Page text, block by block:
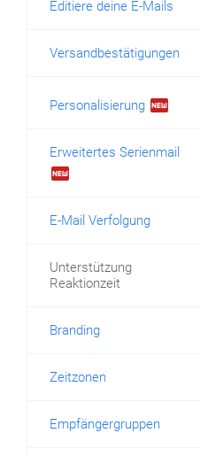
Editiere deine E-Mails
Versandbestätigungen
Personalisierung fiber_new
Erweitertes Serienmail
fiber_new
E-Mail Verfolgung
Unterstützung
Reaktionzeit
Branding
Zeitzonen
Empfängergruppen